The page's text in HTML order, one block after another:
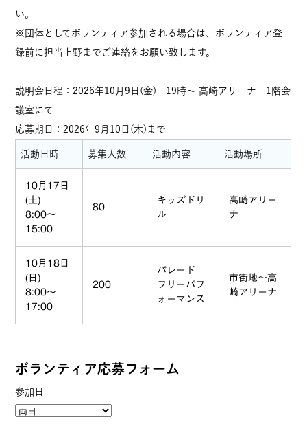
い。
※団体としてボランティア参加される場合は、ボランティア登
録前に担当上野までご連絡をお願い致します。
説明会日程：2026年10月9日(金) 19時～ 高崎アリーナ 1階会
議室にて
応募期日：2026年9月10日(木)まで
活動日時 募集人数 活動内容 活動場所
10月17日
(土)
8:00～
15:00
80
キッズドリ
ル
高崎アリー
ナ
10月18日
(日)
8:00～
17:00
200
パレード
フリーパフ
ォーマンス
市街地～高
崎アリーナ
ボランティア応募フォーム
参加日